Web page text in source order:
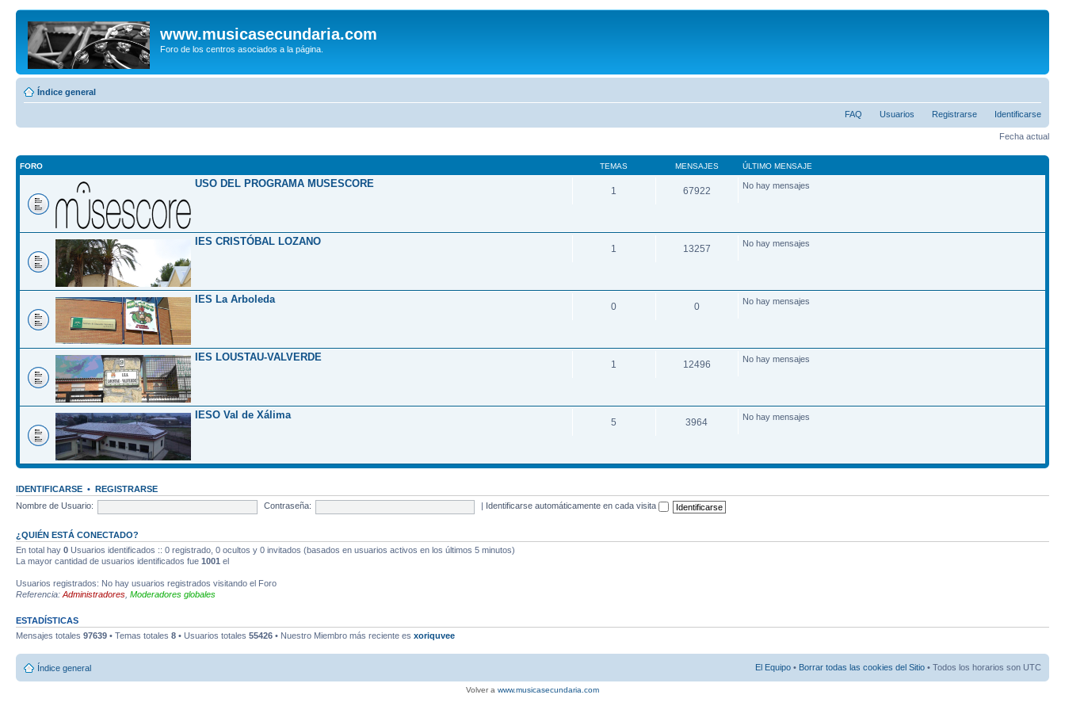
www.musicasecundaria.com
Foro de los centros asociados a la página.
Índice general
FAQ Usuarios Registrarse Identificarse
Fecha actual
FORO TEMAS MENSAJES ÚLTIMO MENSAJE
USO DEL PROGRAMA MUSESCORE
1 67922 No hay mensajes
IES CRISTÓBAL LOZANO
1 13257 No hay mensajes
IES La Arboleda
0 0 No hay mensajes
IES LOUSTAU-VALVERDE
1 12496 No hay mensajes
IESO Val de Xálima
5 3964 No hay mensajes
IDENTIFICARSE • REGISTRARSE
Nombre de Usuario:
Contraseña: Identificarse automáticamente en cada visita
¿QUIÉN ESTÁ CONECTADO?
En total hay 0 Usuarios identificados :: 0 registrado, 0 ocultos y 0 invitados (basados en usuarios activos en los últimos 5 minutos)
La mayor cantidad de usuarios identificados fue 1001 el
Usuarios registrados: No hay usuarios registrados visitando el Foro
Referencia: Administradores Moderadores globales
ESTADÍSTICAS
Mensajes totales 97639 • Temas totales 8 • Usuarios totales 55426 • Nuestro Miembro más reciente es xoriquvee
Índice general El Equipo • Borrar todas las cookies del Sitio • Todos los horarios son UTC
Volver a www.musicasecundaria.com